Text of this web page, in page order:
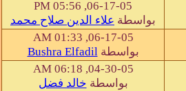
06-17-05, 05:56 PM
بواسطة علاء الدين صلاح محمد
06-17-05, 01:33 AM
بواسطةBushra Elfadil
04-30-05, 06:18 AM
بواسطة خالد فضل